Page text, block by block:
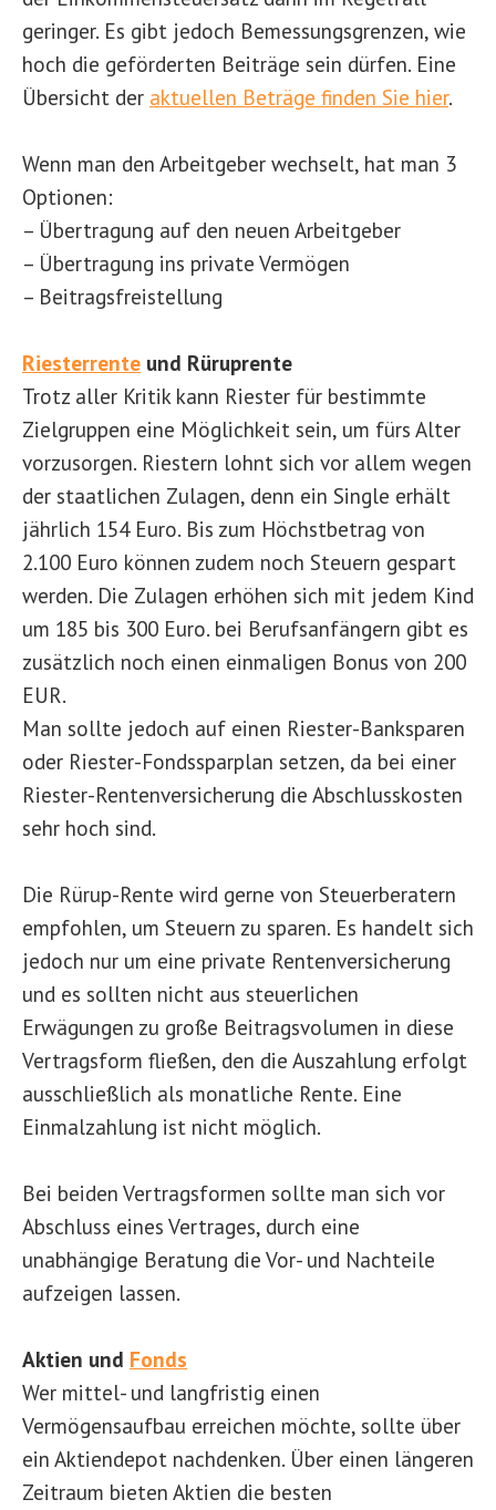
geringer. Es gibt jedoch Bemessungsgrenzen, wie
hoch die geförderten Beiträge sein dürfen. Eine
Übersicht der aktuellen Beträge finden Sie hier.
Wenn man den Arbeitgeber wechselt, hat man 3
Optionen:
– Übertragung auf den neuen Arbeitgeber
– Übertragung ins private Vermögen
– Beitragsfreistellung
Riesterrente und Rüruprente
Trotz aller Kritik kann Riester für bestimmte
Zielgruppen eine Möglichkeit sein, um fürs Alter
vorzusorgen. Riestern lohnt sich vor allem wegen
der staatlichen Zulagen, denn ein Single erhält
jährlich 154 Euro. Bis zum Höchstbetrag von
2.100 Euro können zudem noch Steuern gespart
werden. Die Zulagen erhöhen sich mit jedem Kind
um 185 bis 300 Euro. bei Berufsanfängern gibt es
zusätzlich noch einen einmaligen Bonus von 200
EUR.
Man sollte jedoch auf einen Riester-Banksparen
oder Riester-Fondssparplan setzen, da bei einer
Riester-Rentenversicherung die Abschlusskosten
sehr hoch sind.
Die Rürup-Rente wird gerne von Steuerberatern
empfohlen, um Steuern zu sparen. Es handelt sich
jedoch nur um eine private Rentenversicherung
und es sollten nicht aus steuerlichen
Erwägungen zu große Beitragsvolumen in diese
Vertragsform fließen, den die Auszahlung erfolgt
ausschließlich als monatliche Rente. Eine
Einmalzahlung ist nicht möglich.
Bei beiden Vertragsformen sollte man sich vor
Abschluss eines Vertrages, durch eine
unabhängige Beratung die Vor- und Nachteile
aufzeigen lassen.
Aktien und Fonds
Wer mittel- und langfristig einen
Vermögensaufbau erreichen möchte, sollte über
ein Aktiendepot nachdenken. Über einen längeren
Zeitraum bieten Aktien die besten